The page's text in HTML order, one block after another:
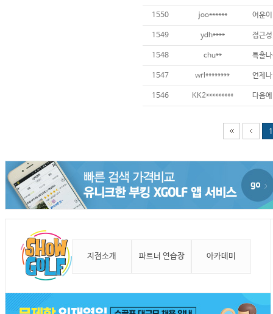
1550 joo******
1549 ydh****
1548 chu**
1547 wrl******** 언제
1546 KK2*********
1
지점소개 파트너 연습장 아카데미